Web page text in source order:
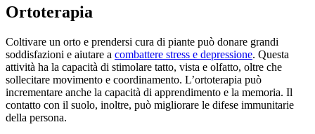
Ortoterapia
Coltivare un orto e prendersi cura di piante può donare grandi
soddisfazioni e aiutare a combattere stress e depressione. Questa
attività ha la capacità di stimolare tatto, vista e olfatto, oltre che
sollecitare movimento e coordinamento. L’ortoterapia può
incrementare anche la capacità di apprendimento e la memoria. Il
contatto con il suolo, inoltre, può migliorare le difese immunitarie
della persona.